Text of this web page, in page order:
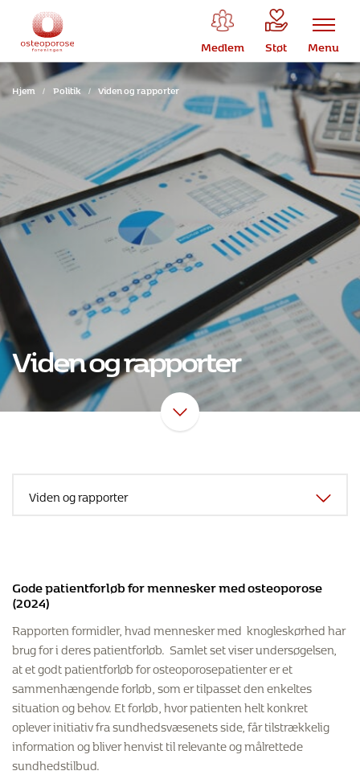
Medlem Støt Menu
Hjem / Politik / Viden og rapporter
Viden og rapporter
Gode patientforløb for mennesker med osteoporose
(2024)
Rapporten formidler, hvad mennesker med knogleskørhed har
brug for i deres patientforløb. Samlet set viser undersøgelsen,
at et godt patientforløb for osteoporosepatienter er et
sammenhængende forløb, som er tilpasset den enkeltes
situation og behov. Et forløb, hvor patienten helt konkret
oplever initiativ fra sundhedsvæsenets side, får tilstrækkelig
information og bliver henvist til relevante og målrettede
sundhedstilbud.